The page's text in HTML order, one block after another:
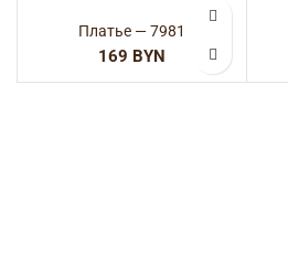
Платье — 7981
BYN